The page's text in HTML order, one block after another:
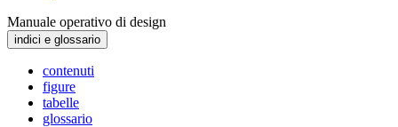
Manuale operativo di design
indici e glossario
contenuti
figure
tabelle
glossario